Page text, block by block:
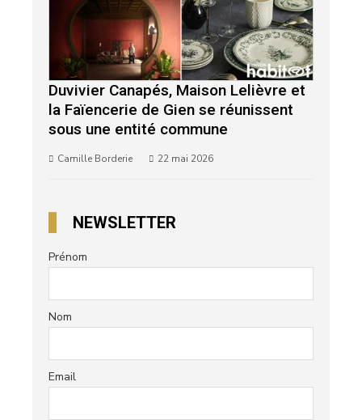
Duvivier Canapés, Maison Lelièvre et
la Faïencerie de Gien se réunissent
sous une entité commune
Camille Borderie 22 mai 2026
NEWSLETTER
Prénom
Nom
Email